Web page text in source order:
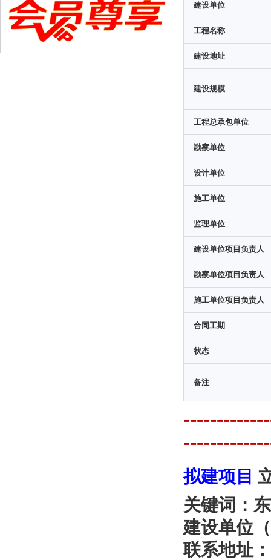
建设单位
工程名称
建设地址
建设规模
工程总承包单位
勘察单位
设计单位
施工单位
监理单位
建设单位项目负责人
勘察单位项目负责人
施工单位项目负责人
合同工期
状态
备注
拟建项目
关键词：
建设单位
联系地址